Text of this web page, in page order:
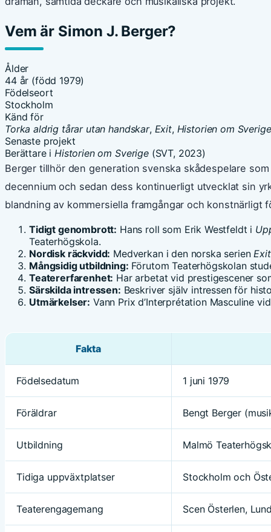
Vem är Simon J. Berger?
Ålder
44 år (född 1979)
Födelseort
Stockholm
Känd för
Torka aldrig tårar utan handskar, Exit, Historien om Sverige
Senaste projekt
Berättare i Historien om Sverige(SVT, 2023)
Berger tillhör den generation svenska skådespelare
decennium och sedan dess kontinuerligt utvecklat sin
blandning av kommersiella framgångar och konstnärligt
Tidigt genombrott: Hans roll som Erik Westfeldt i
Teaterhögskola.
Nordisk räckvidd: Medverkan i den norska serien Exit
Mångsidig utbildning: Förutom Teaterhögskolan
Teatererfarenhet: Har arbetat vid prestigescener
Särskilda intressen: Beskriver själv intressen för
Utmärkelser: Vann Prix d’Interprétation Masculine
Fakta
Födelsedatum 1 juni 1979
Föräldrar Bengt Berger
Utbildning Malmö
Tidiga uppväxtplatser Stockholm och
Teaterengagemang Scen Österlen,